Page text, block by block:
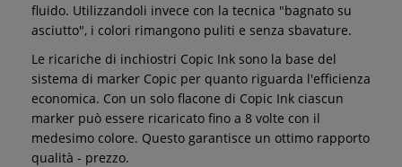
fluido. Utilizzandoli invece con la tecnica "bagnato su
asciutto", i colori rimangono puliti e senza sbavature.
Le ricariche di inchiostri Copic Ink sono la base del
sistema di marker Copic per quanto riguarda l'efficienza
economica. Con un solo flacone di Copic Ink ciascun
marker può essere ricaricato fino a 8 volte con il
medesimo colore. Questo garantisce un ottimo rapporto
qualità - prezzo.